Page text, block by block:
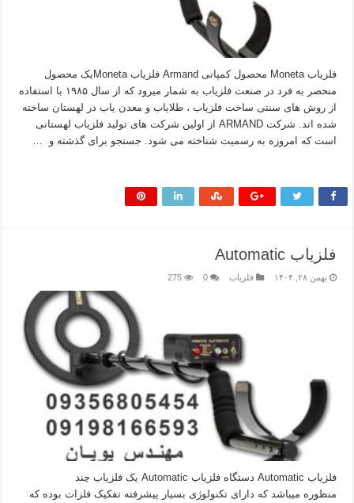
فلزیاب Moneta محصول کمپانی Armand فلزیاب Monetaیک محصول
منحصر به فرد در صنعت فلزیاب به شمار میرود که از سال ۱۹۸۵ با استفاده
از روش های سنتی ساخت فلزیاب ، طلایاب و معدن یاب در لهستان ساخته
شده اند. شرکت ARMAND از اولین شرکت های تولید فلزیاب لهستانی
است که امروزه به رسمیت شناخته می شود. جستجو برای گذشته و …
فلزیاب Automatic
بهمن ۲۸, ۱۴۰۴ فلزیاب 0
275
فلزیاب Automatic دستگاه فلزیاب Automatic یک فلزیاب چند
منظوره میباشد که دارای تکنولوژی بسیار پیشرفته تفکیک فلزات بوده که